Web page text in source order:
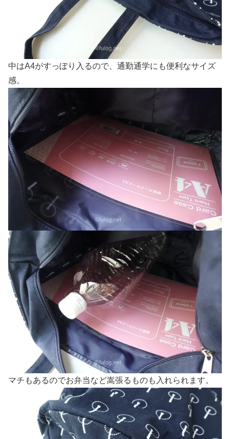
中はA4がすっぽり入るので、通勤通学にも便利なサイズ
感。
マチもあるのでお弁当など嵩張るものも入れられます。